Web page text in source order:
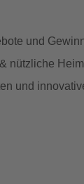
und
nützliche
und